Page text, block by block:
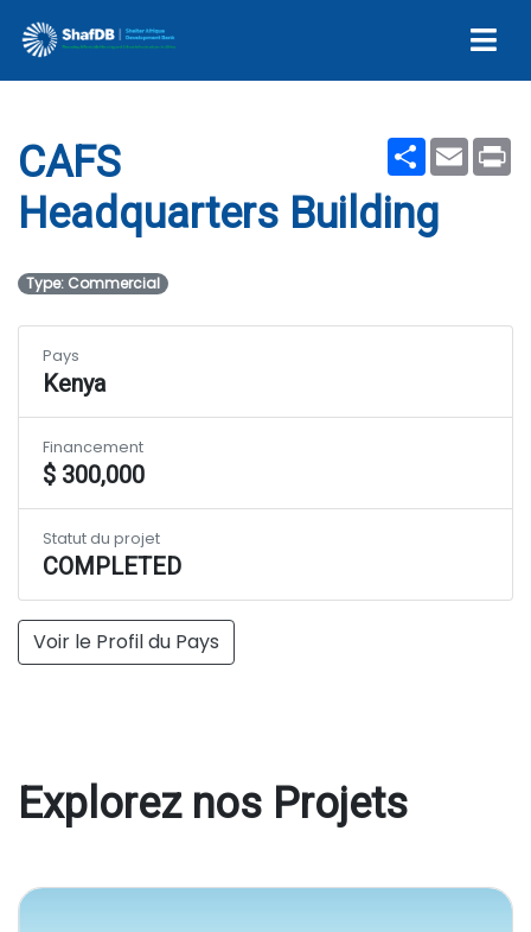
Building
ShareEmail
CAFS
Headquarters Building
Type: Commercial
Voir le Profil du Pays
Pays
Kenya
Financement
$ 300,000
Statut du projet
COMPLETED
Explorez nos Projets